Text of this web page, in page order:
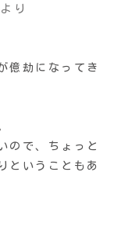
り
億劫になってき
ので、ちょっと
ということもあ